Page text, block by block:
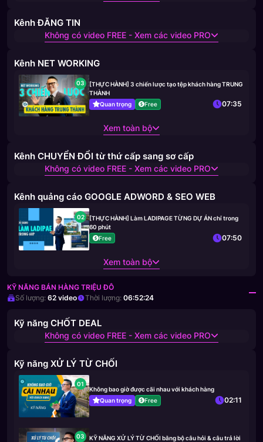
Kênh ĐĂNG TIN
Không có video FREE - Xem các video PRO
Kênh NET WORKING
03
[THỰC HÀNH] 3 chiến lược tạo tệp khách hàng TRUNG
THÀNH
Quan trọng
Free 07:35
Xem toàn bộ
Kênh CHUYỂN ĐỔI từ thứ cấp sang sơ cấp
Không có video FREE - Xem các video PRO
Kênh quảng cáo GOOGLE ADWORD & SEO WEB
02
[THỰC HÀNH] Làm LADIPAGE TỪNG DỰ ÁN chỉ trong
60 phút
Free
07:50
Xem toàn bộ
KỸ NĂNG BÁN HÀNG TRIỆU ĐÔ
Số lượng: 62 video Thời lượng: 06:52:24
Kỹ năng CHỐT DEAL
Không có video FREE - Xem các video PRO
Kỹ năng XỬ LÝ TỪ CHỐI
01
Không bao giờ được cãi nhau với khách hàng
Quan trọng
Free 02:11
03
KỸ NĂNG XỬ LÝ TỪ CHỐI bằng bộ câu hỏi & câu trả lời